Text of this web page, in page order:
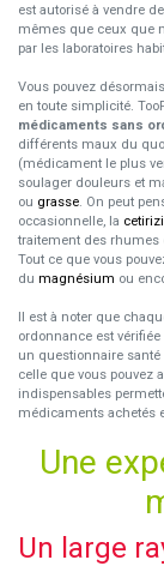
est autorisé à vendre
mêmes que ceux que
par les laboratoires
Vous pouvez désormais
en toute simplicité.
médicaments sans
différents maux du
(médicament le plus
soulager douleurs et
ou grasse. On peut
occasionnelle, la
traitement des rhumes
Tout ce que vous
du magnésium ou
Il est à noter que
ordonnance est
un questionnaire
celle que vous pouvez
indispensables
médicaments achetés
Une
Un large